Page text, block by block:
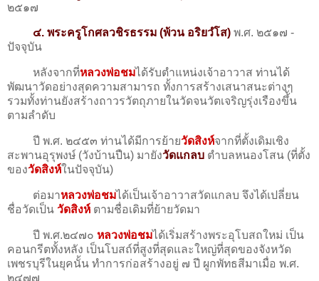
๒๕๑๗
๔. พระครูโกศลวชิรธรรม (พ้วน อริยวํโส) พ.ศ. ๒๕๑๗ -
ปัจจุบัน
หลังจากที่หลวงพ่อชมได้รับตำแหน่งเจ้าอาวาส ท่านได้
พัฒนาวัดอย่างสุดความสามารถ ทั้งการสร้างเสนาสนะต่างๆ
รวมทั้งท่านยังสร้างถาวรวัตถุภายในวัดจนวัตเจริญรุ่งเรืองขึ้ัน
ตามลำดับ
ปี พ.ศ. ๒๔๕๓ ท่านได้มีการย้ายวัดสิงห์จากที่ตั้งเดิมเชิง
สะพานอุรุพงษ์ (วังบ้านปืน) มายังวัดแกลบ ตำบลหนองโสน (ที่ตั้ง
ของวัดสิงห์ในปัจจุบัน)
ต่อมาหลวงพ่อชมได้เป็นเจ้าอาวาสวัดแกลบ จึงได้เปลี่ยน
ชื่อวัดเป็น วัดสิงห์ ตามชื่อเดิมที่ย้ายวัดมา
ปี พ.ศ.๒๔๗๐ หลวงพ่อชมได้เริ่มสร้างพระอุโบสถใหม่ เป็น
คอนกรีตทั้งหลัง เป็นโบสถ์ที่สูงที่สุดและใหญ่ที่สุดของจังหวัด
เพชรบุรีในยุคนั้น ทำการก่อสร้างอยู่ ๗ ปี ผูกพัทธสีมาเมื่อ พ.ศ.
๒๔๗๗